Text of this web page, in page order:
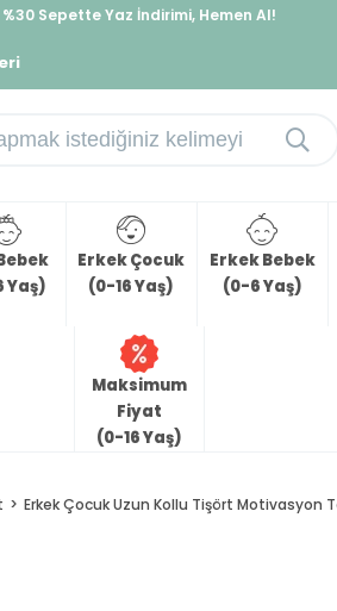
%30 Sepette Yaz İndirimi, Hemen Al!
Yaş)
Erkek Çocuk
(0-16 Yaş)
Erkek Bebek
(0-6 Yaş)
Maksimum
Fiyat
(0-16 Yaş)
Erkek Çocuk Uzun Kollu Tişört Motivasyon